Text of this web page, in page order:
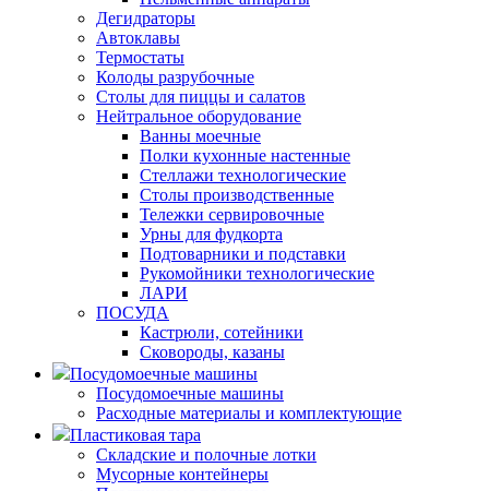
Дегидраторы
Автоклавы
Термостаты
Колоды разрубочные
Столы для пиццы и салатов
Нейтральное оборудование
Ванны моечные
Полки кухонные настенные
Стеллажи технологические
Столы производственные
Тележки сервировочные
Урны для фудкорта
Подтоварники и подставки
Рукомойники технологические
ЛАРИ
ПОСУДА
Кастрюли, сотейники
Сковороды, казаны
Посудомоечные машины
Посудомоечные машины
Расходные материалы и комплектующие
Пластиковая тара
Складские и полочные лотки
Мусорные контейнеры